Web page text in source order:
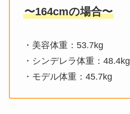
〜164cmの場合〜
・美容体重：53.7kg
・シンデレラ体重：48.4kg
・モデル体重：45.7kg